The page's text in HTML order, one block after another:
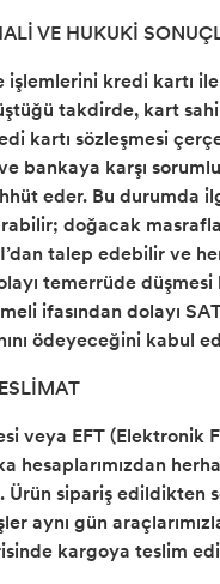
VE HUKUKİ
işlemlerini kredi kartı
takdirde, kart
kartı sözleşmesi
bankaya karşı
eder. Bu durumda
doğacak
talep edebilir ve
temerrüde
ifasından dolayı
ödeyeceğini kabul
veya EFT (Elektronik
hesaplarımızdan
Ürün sipariş edildikten
aynı gün
kargoya teslim